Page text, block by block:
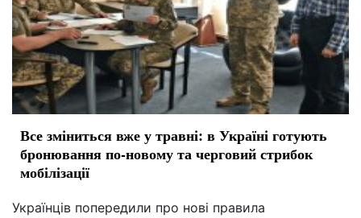
Все зміниться вже у травні: в Україні готують
бронювання по-новому та черговий стрибок
мобілізації
Українців попередили про нові правила